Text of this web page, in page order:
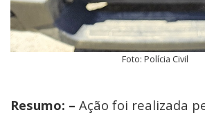
Foto: Polícia Civil
Resumo: – Ação foi realizada